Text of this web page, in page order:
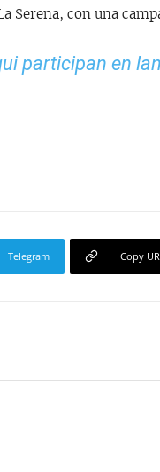
Serena, con una
participan en
Telegram Copy